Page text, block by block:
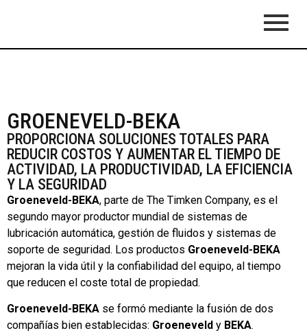
GROENEVELD-BEKA
PROPORCIONA SOLUCIONES TOTALES PARA
REDUCIR COSTOS Y AUMENTAR EL TIEMPO DE
ACTIVIDAD, LA PRODUCTIVIDAD, LA EFICIENCIA
Y LA SEGURIDAD
Groeneveld-BEKA, parte de The Timken Company, es el
segundo mayor productor mundial de sistemas de
lubricación automática, gestión de fluidos y sistemas de
soporte de seguridad. Los productos Groeneveld-BEKA
mejoran la vida útil y la confiabilidad del equipo, al tiempo
que reducen el coste total de propiedad.
Groeneveld-BEKA se formó mediante la fusión de dos
compañías bien establecidas: Groeneveld y BEKA.